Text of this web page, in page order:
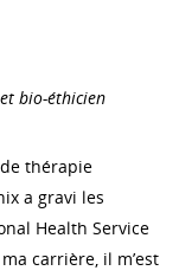
bio-éthicien
thérapie
a gravi les
Health Service
carrière, il m’est